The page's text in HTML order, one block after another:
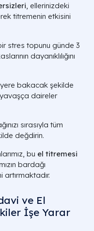
, ellerinizdeki
titremenin etkisini
stres topunu günde 3
dayanıklılığını
bakacak şekilde
yavaşça daireler
sırasıyla tüm
değdirin.
bu el titremesi
bardağı
ve El
İşe Yarar